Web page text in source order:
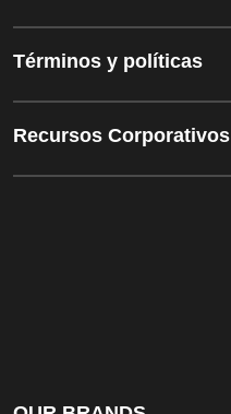
Términos y políticas
Recursos Corporativos